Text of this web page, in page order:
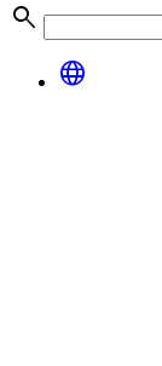
search
language